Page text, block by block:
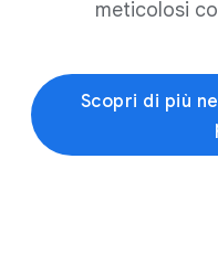
meticolosi
Scopri di più